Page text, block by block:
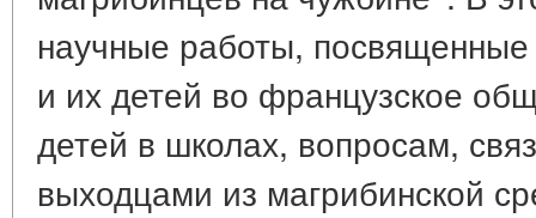
научные работы,
и их детей во французское
детей в школах, вопросам,
выходцами из магрибинской